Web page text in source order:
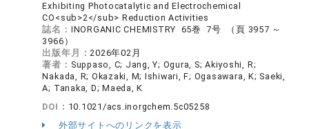
Exhibiting Photocatalytic and Electrochemical
CO<sub>2</sub> Reduction Activities
誌名： INORGANIC CHEMISTRY 65巻 7号 （頁 3957 ～
3966）
出版年月：2026年02月
著者： Suppaso, C; Jang, Y; Ogura, S; Akiyoshi, R;
Nakada, R; Okazaki, M; Ishiwari, F; Ogasawara, K; Saeki,
A; Tanaka, D; Maeda, K
DOI： 10.1021/acs.inorgchem.5c05258
外部サイトへのリンクを表示